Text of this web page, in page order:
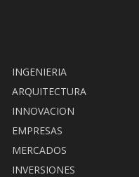
INGENIERIA
ARQUITECTURA
INNOVACION
EMPRESAS
MERCADOS
INVERSIONES